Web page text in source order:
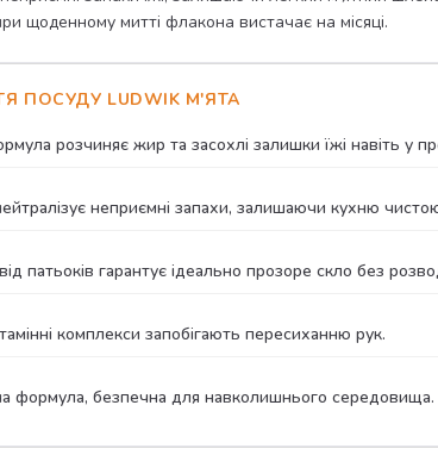
щоденному митті флакона вистачає на місяці.
ПОСУДУ LUDWIK М'ЯТА
розчиняє жир та засохлі залишки їжі навіть у
неприємні запахи, залишаючи кухню
патьоків гарантує ідеально прозоре скло без
комплекси запобігають пересиханню рук.
формула, безпечна для навколишнього середовища.